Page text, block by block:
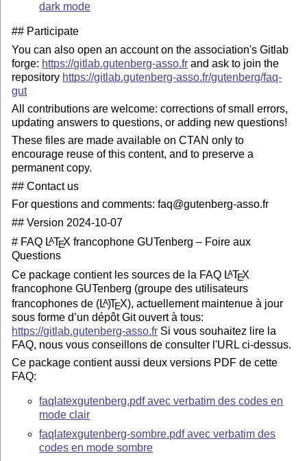
dark mode
## Participate
You can also open an account on the association's Gitlab
forge: https://gitlab.gutenberg-asso.fr and ask to join the
repository https://gitlab.gutenberg-asso.fr/gutenberg/faq-
gut
All contributions are welcome: corrections of small errors,
updating answers to questions, or adding new questions!
These files are made available on CTAN only to
encourage reuse of this content, and to preserve a
permanent copy.
## Contact us
For questions and comments: faq@gutenberg-asso.fr
## Version 2024-10-07
# FAQ LATEX francophone GUTenberg – Foire aux
Questions
Ce package contient les sources de la FAQ LATEX
francophone GUTenberg (groupe des utilisateurs
francophones de (LA)TEX), actuellement maintenue à jour
sous forme d’un dépôt Git ouvert à tous:
https://gitlab.gutenberg-asso.fr Si vous souhaitez lire la
FAQ, nous vous conseillons de consulter l'URL ci-dessus.
Ce package contient aussi deux versions PDF de cette
FAQ:
faqlatexgutenberg.pdf avec verbatim des codes en
mode clair
faqlatexgutenberg-sombre.pdf avec verbatim des
codes en mode sombre